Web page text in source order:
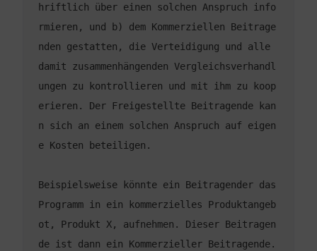
hriftlich über einen solchen Anspruch info
rmieren, und b) dem Kommerziellen Beitrage
nden gestatten, die Verteidigung und alle
damit zusammenhängenden Vergleichsverhandl
ungen zu kontrollieren und mit ihm zu koop
erieren. Der Freigestellte Beitragende kan
n sich an einem solchen Anspruch auf eigen
Beispielsweise könnte ein Beitragender das
Programm in ein kommerzielles Produktangeb
ot, Produkt X, aufnehmen. Dieser Beitragen
de ist dann ein Kommerzieller Beitragende.